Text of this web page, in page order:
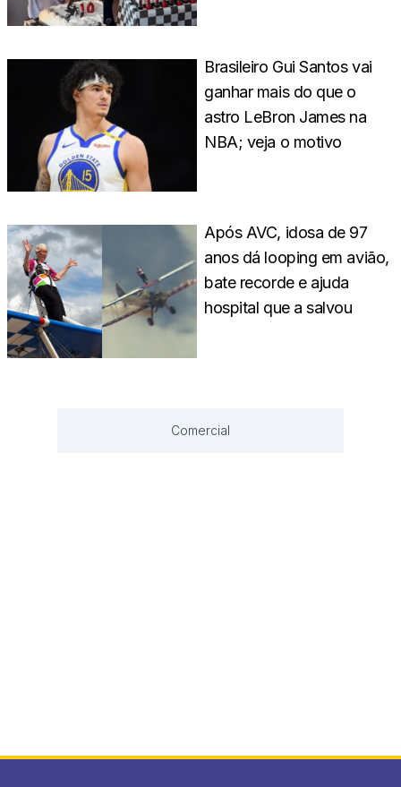
Brasileiro Gui Santos vai
ganhar mais do que o
astro LeBron James na
NBA; veja o motivo
Após AVC, idosa de 97
anos dá looping em avião,
bate recorde e ajuda
hospital que a salvou
Comercial